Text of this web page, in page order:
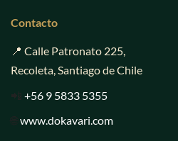
Contacto
📍 Calle Patronato 225,
Recoleta, Santiago de Chile
📲 +56 9 5833 5355
🌐www.dokavari.com